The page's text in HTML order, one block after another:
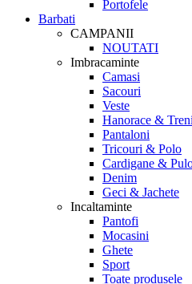
Portofele
Barbati
CAMPANII
NOUTATI
Imbracaminte
Camasi
Sacouri
Veste
Hanorace &
Pantaloni
Tricouri & Polo
Cardigane &
Denim
Geci & Jachete
Incaltaminte
Pantofi
Mocasini
Ghete
Sport
Toate produsele